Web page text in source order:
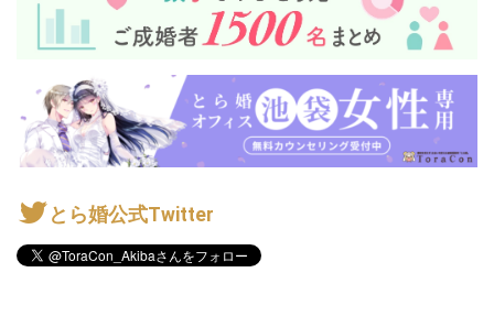
とら婚公式Twitter